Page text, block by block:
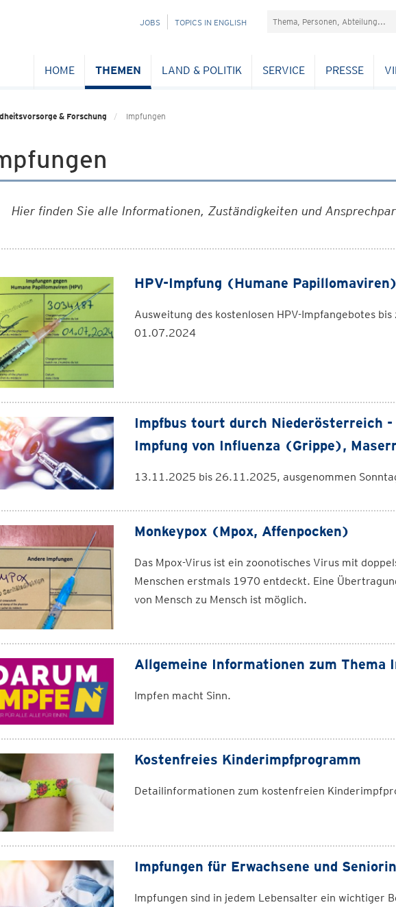
NAVIGATION
JOBS TOPICS IN ENGLISH Suchefeld
HOME THEMEN LAND & POLITIK SERVICE PRESSE
& Forschung Impfungen
Hier finden Sie alle Informationen, Zuständigkeiten und
HPV-Impfung (Humane Papillomaviren)
Ausweitung des kostenlosen HPV-Impfangebotes
01.07.2024
Impfbus tourt durch Niederösterreich
Impfung von Influenza (Grippe),
13.11.2025 bis 26.11.2025, ausgenommen
Monkeypox (Mpox, Affenpocken)
Das Mpox-Virus ist ein zoonotisches Virus mit
Menschen erstmals 1970 entdeckt. Eine
von Mensch zu Mensch ist möglich.
Allgemeine Informationen zum Thema
Impfen macht Sinn.
Kostenfreies Kinderimpfprogramm
Detailinformationen zum kostenfreien
Impfungen für Erwachsene und
Impfungen sind in jedem Lebensalter ein wichtiger